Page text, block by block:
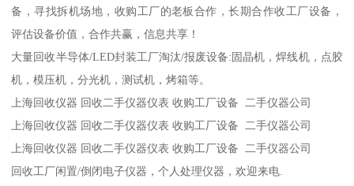
备，寻找拆机场地，收购工厂的老板合作，长期合作收工厂设备，
评估设备价值，合作共赢，信息共享！
大量回收半导体/LED封装工厂淘汰/报废设备:固晶机，焊线机，点胶
机，模压机，分光机，测试机，烤箱等。
上海回收仪器 回收二手仪器仪表 收购工厂设备 二手仪器公司
上海回收仪器 回收二手仪器仪表 收购工厂设备 二手仪器公司
上海回收仪器 回收二手仪器仪表 收购工厂设备 二手仪器公司
回收工厂闲置/倒闭电子仪器，个人处理仪器，欢迎来电.